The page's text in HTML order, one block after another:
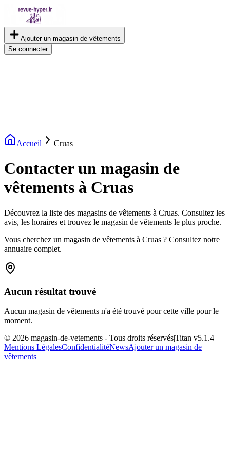
Ajouter un magasin de vêtements
Se connecter
Accueil Cruas
Contacter un magasin de
vêtements à Cruas
Découvrez la liste des magasins de vêtements à Cruas. Consultez les
avis, les horaires et trouvez le magasin de vêtements le plus proche.
Vous cherchez un magasin de vêtements à Cruas ? Consultez notre
annuaire complet.
Aucun résultat trouvé
Aucun magasin de vêtements n'a été trouvé pour cette ville pour le
moment.
© 2026 magasin-de-vetements - Tous droits réservés|Titan v5.1.4
Mentions LégalesConfidentialitéNewsAjouter un magasin de
vêtements